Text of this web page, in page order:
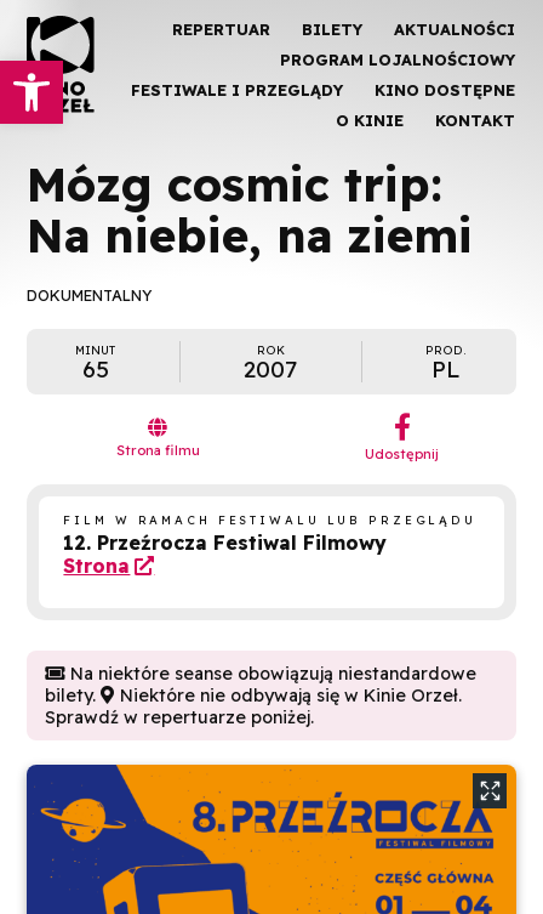
Otwórz pasek narzędzi
REPERTUAR BILETY
AKTUALNOŚCI
PROGRAM LOJALNOŚCIOWY
FESTIWALE I PRZEGLĄDY
KINO DOSTĘPNE
O KINIE
KONTAKT
Mózg cosmic trip:
Na niebie, na ziemi
DOKUMENTALNY
MINUT
65
ROK
2007
PROD.
PL

Strona filmu
︁
Udostępnij
FILM W RAMACH FESTIWALU LUB PRZEGLĄDU
12. Przeźrocza Festiwal Filmowy
Strona 
 Na niektóre seanse obowiązują niestandardowe
bilety. Niektóre nie odbywają się w Kinie Orzeł.
Sprawdź w repertuarze poniżej.